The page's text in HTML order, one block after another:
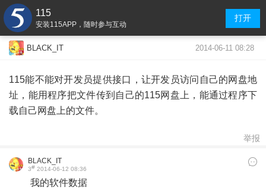
115
安装115APP，随时参与互动
打开
BLACK_IT 2014-06-11 08:28
115能不能对开发员提供接口，让开发员访问自己的网盘地
址，能用程序把文件传到自己的115网盘上，能通过程序下
载自己网盘上的文件。
举报
BLACK_IT
3# 2014-06-12 08:36
我的软件数据